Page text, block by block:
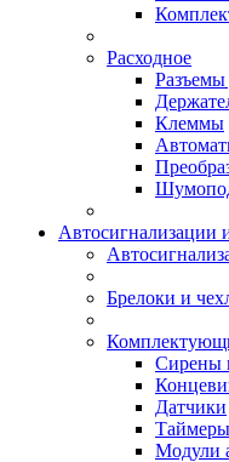
Расходное
Разъемы
Клеммы
Автосигнализации
Брелоки и
Сирены
Датчики
Модули